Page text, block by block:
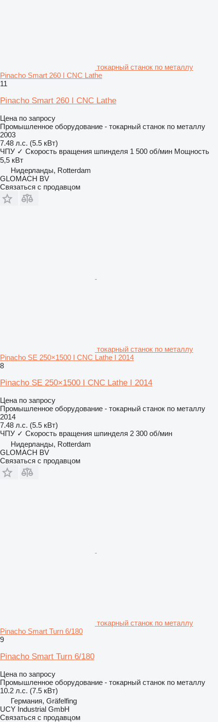
токарный станок по металлу
Pinacho Smart 260 I CNC Lathe
11
Pinacho Smart 260 I CNC Lathe
Цена по запросу
Промышленное оборудование - токарный станок по металлу
2003
7.48 л.с. (5.5 кВт)
ЧПУ ✓ Скорость вращения шпинделя 1 500 об/мин Мощность
5,5 кВт
Нидерланды, Rotterdam
GLOMACH BV
Связаться с продавцом
токарный станок по металлу
Pinacho SE 250×1500 I CNC Lathe I 2014
8
Pinacho SE 250×1500 I CNC Lathe I 2014
Цена по запросу
Промышленное оборудование - токарный станок по металлу
2014
7.48 л.с. (5.5 кВт)
ЧПУ ✓ Скорость вращения шпинделя 2 300 об/мин
Нидерланды, Rotterdam
GLOMACH BV
Связаться с продавцом
токарный станок по металлу
Pinacho Smart Turn 6/180
9
Pinacho Smart Turn 6/180
Цена по запросу
Промышленное оборудование - токарный станок по металлу
10.2 л.с. (7.5 кВт)
Германия, Gräfelfing
UCY Industrial GmbH
Связаться с продавцом